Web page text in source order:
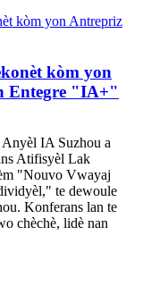
kòm yon
Entegre "IA+"
IA Suzhou a
Atifisyèl Lak
"Nouvo Vwayaj
te dewoule
Konferans lan te
chèchè, lidè nan